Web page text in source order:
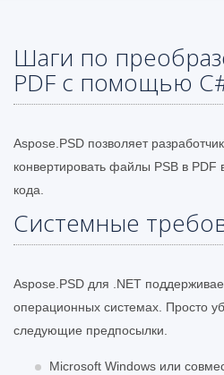
Шаги по
PDF с помощью
Aspose.PSD позволяет
конвертировать файлы PSB в PDF
кода.
Системные
Aspose.PSD для .NET
операционных системах. Просто
следующие предпосылки.
Microsoft Windows или